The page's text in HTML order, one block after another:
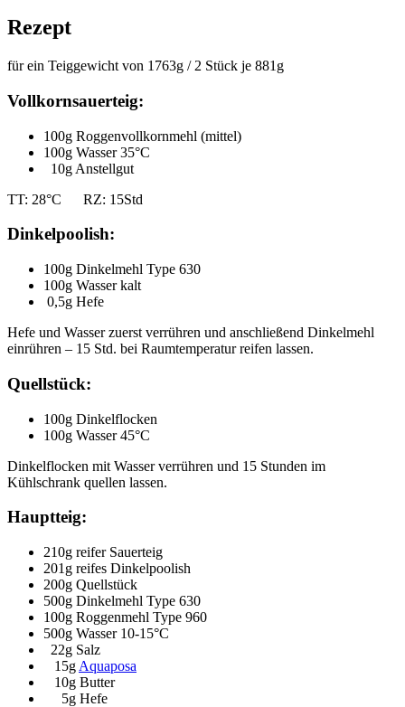
Rezept
für ein Teiggewicht von 1763g / 2 Stück je 881g
Vollkornsauerteig:
100g Roggenvollkornmehl (mittel)
100g Wasser 35°C
10g Anstellgut
TT: 28°C RZ: 15Std
Dinkelpoolish:
100g Dinkelmehl Type 630
100g Wasser kalt
0,5g Hefe
Hefe und Wasser zuerst verrühren und anschließend Dinkelmehl
einrühren – 15 Std. bei Raumtemperatur reifen lassen.
Quellstück:
100g Dinkelflocken
100g Wasser 45°C
Dinkelflocken mit Wasser verrühren und 15 Stunden im
Kühlschrank quellen lassen.
Hauptteig:
210g reifer Sauerteig
201g reifes Dinkelpoolish
200g Quellstück
500g Dinkelmehl Type 630
100g Roggenmehl Type 960
500g Wasser 10-15°C
22g Salz
15g Aquaposa
10g Butter
5g Hefe